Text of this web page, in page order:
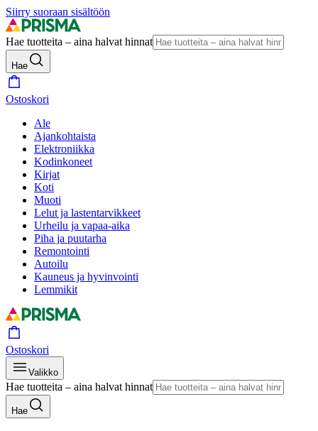
Siirry suoraan sisältöön
Hae tuotteita – aina halvat hinnat
Hae
Ostoskori
Ale
Ajankohtaista
Elektroniikka
Kodinkoneet
Kirjat
Koti
Muoti
Lelut ja lastentarvikkeet
Urheilu ja vapaa-aika
Piha ja puutarha
Remontointi
Autoilu
Kauneus ja hyvinvointi
Lemmikit
Ostoskori
Valikko
Hae tuotteita – aina halvat hinnat
Hae